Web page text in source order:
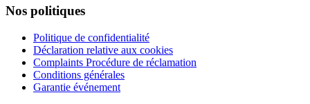
Nos politiques
Politique de confidentialité
Déclaration relative aux cookies
Complaints Procédure de réclamation
Conditions générales
Garantie événement